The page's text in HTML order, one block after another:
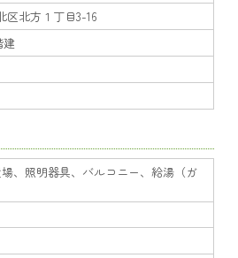
区北方１丁目3-16
建
、照明器具、バルコニー、給湯（ガ